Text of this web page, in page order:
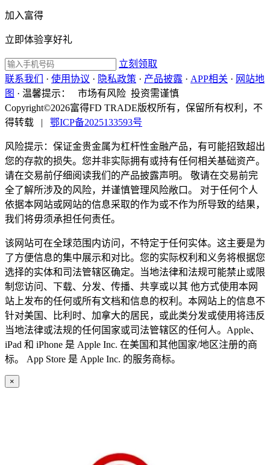
加入富得
立即体验享好礼
立刻领取
联系我们
· 使用协议 · 隐私政策 · 产品披露 · APP相关 · 网站地
图 · 温馨提示：
市场有风险 投资需谨慎
Copyright©2026富得FD TRADE版权所有，保留所有权利，不
得转载
| 鄂ICP备2025133593号
风险提示：保证金贵金属为杠杆性金融产品，有可能招致超出
您的存款的损失。您并非实际拥有或持有任何相关基础资产。
请在交易前仔细阅读我们的产品披露声明。 敬请在交易前完
全了解所涉及的风险，并谨慎管理风险敞口。 对于任何个人
依据本网站或网站的信息采取的作为或不作为所导致的结果，
我们将毋须承担任何责任。
该网站可在全球范围内访问，不特定于任何实体。这主要是为
了方便信息的集中展示和对比。您的实际权利和义务将根据您
选择的实体和司法管辖区确定。当地法律和法规可能禁止或限
制您访问、下载、分发、传播、共享或以其 他方式使用本网
站上发布的任何或所有文档和信息的权利。本网站上的信息不
针对美国、比利时、加拿大的居民，或此类分发或使用将违反
当地法律或法规的任何国家或司法管辖区的任何人。Apple、
iPad 和 iPhone 是 Apple Inc. 在美国和其他国家/地区注册的商
标。 App Store 是 Apple Inc. 的服务商标。
×